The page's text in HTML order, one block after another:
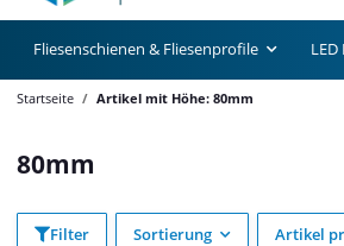
Fliesenschienen & Fliesenprofile
Startseite Artikel mit Höhe: 80mm
80mm
Filter Sortierung Artikel